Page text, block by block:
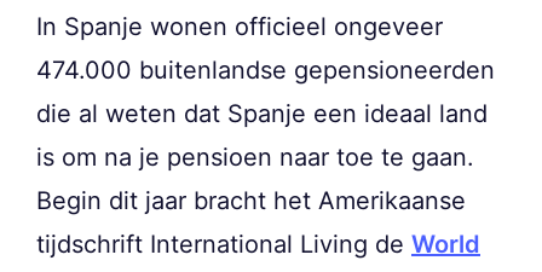
In Spanje wonen officieel ongeveer
474.000 buitenlandse gepensioneerden
die al weten dat Spanje een ideaal land
is om na je pensioen naar toe te gaan.
Begin dit jaar bracht het Amerikaanse
tijdschrift International Living de World